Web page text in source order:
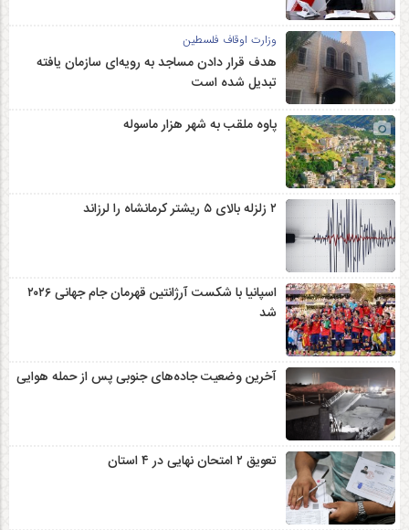
وزارت اوقاف فلسطین
هدف قرار دادن مساجد به رویه‌ای سازمان‌ یافته
تبدیل شده است
پاوه ملقب به شهر هزار ماسوله
۲ زلزله‌ بالای ۵ ریشتر کرمانشاه را لرزاند
اسپانیا با شکست آرژانتین قهرمان جام جهانی ۲۰۲۶
شد
آخرین وضعیت جاده‌های جنوبی پس از حمله هوایی
تعویق ۲ امتحان نهایی در ۴ استان